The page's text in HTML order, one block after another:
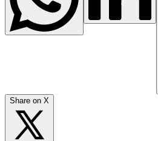
Share on X